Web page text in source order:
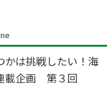
は挑戦したい！海
載企画 第３回